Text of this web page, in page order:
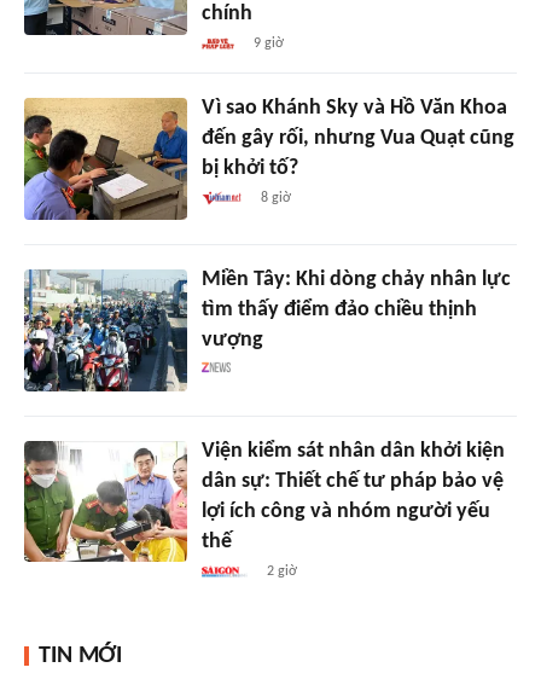
chính
9 giờ
Vì sao Khánh Sky và Hồ Văn Khoa
đến gây rối, nhưng Vua Quạt cũng
bị khởi tố?
8 giờ
Miền Tây: Khi dòng chảy nhân lực
tìm thấy điểm đảo chiều thịnh
vượng
Viện kiểm sát nhân dân khởi kiện
dân sự: Thiết chế tư pháp bảo vệ
lợi ích công và nhóm người yếu
thế
2 giờ
TIN MỚI